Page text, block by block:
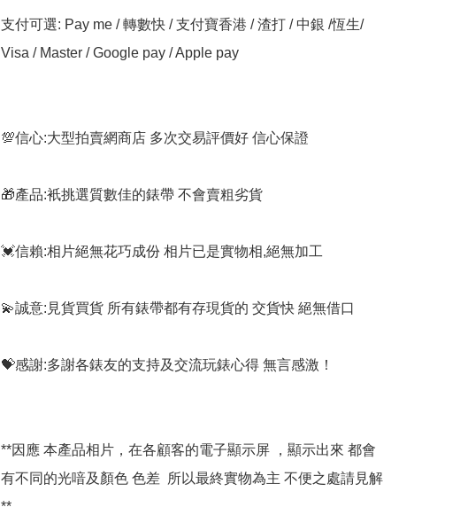
支付可選: Pay me / 轉數快 / 支付寶香港 / 渣打 / 中銀 /恆生/
Visa / Master / Google pay / Apple pay
💯信心:大型拍賣網商店 多次交易評價好 信心保證
🎁產品:衹挑選質數佳的錶帶 不會賣粗劣貨
💓信賴:相片絕無花巧成份 相片已是實物相,絕無加工
💫誠意:見貨買貨 所有錶帶都有存現貨的 交貨快 絕無借口
💝感謝:多謝各錶友的支持及交流玩錶心得 無言感激！
**因應 本產品相片，在各顧客的電子顯示屏 ，顯示出來 都會
有不同的光喑及顏色 色差  所以最終實物為主 不便之處請見解
**